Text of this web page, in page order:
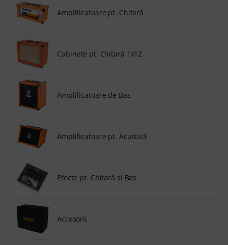
Amplificatoare pt. Chitară
Cabinete pt. Chitară 1x12
Amplificatoare de Bas
Amplificatoare pt. Acustică
Efecte pt. Chitară şi Bas
Accesorii